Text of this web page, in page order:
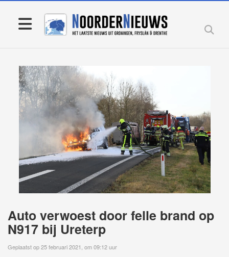
Auto verwoest door felle brand op
N917 bij Ureterp
Geplaatst op 25 februari 2021, om 09:12 uur